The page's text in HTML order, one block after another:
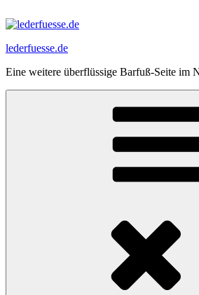
Inhalt
lederfuesse.de
Eine weitere überflüssige Barfuß-Seite im